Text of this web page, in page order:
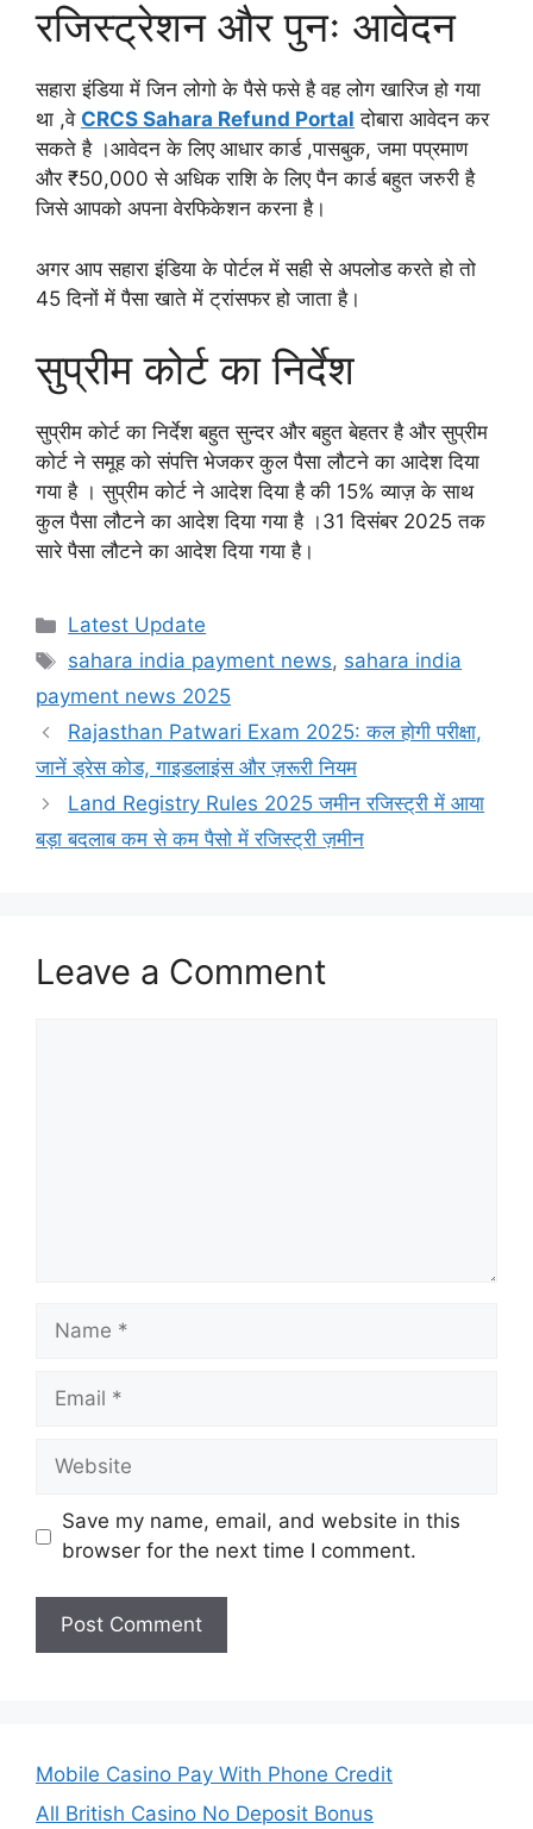
रजिस्ट्रेशन और पुनः आवेदन
सहारा इंडिया में जिन लोगो के पैसे फसे है वह लोग खारिज हो गया
था ,वे CRCS Sahara Refund Portal दोबारा आवेदन कर
सकते है ।आवेदन के लिए आधार कार्ड ,पासबुक, जमा पप्रमाण
और ₹50,000 से अधिक राशि के लिए पैन कार्ड बहुत जरुरी है
जिसे आपको अपना वेरफिकेशन करना है।
अगर आप सहारा इंडिया के पोर्टल में सही से अपलोड करते हो तो
45 दिनों में पैसा खाते में ट्रांसफर हो जाता है।
सुप्रीम कोर्ट का निर्देश
सुप्रीम कोर्ट का निर्देश बहुत सुन्दर और बहुत बेहतर है और सुप्रीम
कोर्ट ने समूह को संपत्ति भेजकर कुल पैसा लौटने का आदेश दिया
गया है । सुप्रीम कोर्ट ने आदेश दिया है की 15% व्याज़ के साथ
कुल पैसा लौटने का आदेश दिया गया है ।31 दिसंबर 2025 तक
सारे पैसा लौटने का आदेश दिया गया है।
Categories
Latest Update
Tags
sahara india payment news, sahara india
payment news 2025
Rajasthan Patwari Exam 2025: कल होगी परीक्षा,
जानें ड्रेस कोड, गाइडलाइंस और ज़रूरी नियम
Land Registry Rules 2025 जमीन रजिस्ट्री में आया
बड़ा बदलाब कम से कम पैसो में रजिस्ट्री ज़मीन
Leave a Comment
Name
Email
Website
Save my name, email, and website in this
browser for the next time I comment.
Mobile Casino Pay With Phone Credit
All British Casino No Deposit Bonus